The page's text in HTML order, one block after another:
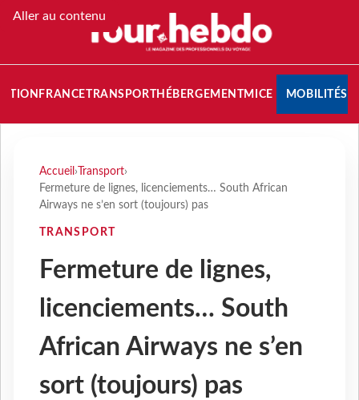
Aller au contenu
FRANCETRANSPORT HÉBERGEMENTMICE MOBILITÉS
Accueil › Transport›
Fermeture de lignes, licenciements… South African
Airways ne s’en sort (toujours) pas
TRANSPORT
Fermeture de lignes,
licenciements… South
African Airways ne s’en
sort (toujours) pas